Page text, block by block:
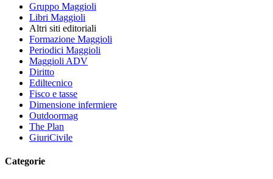
Gruppo Maggioli
Libri Maggioli
Altri siti editoriali
Formazione Maggioli
Periodici Maggioli
Maggioli ADV
Diritto
Ediltecnico
Fisco e tasse
Dimensione infermiere
Outdoormag
The Plan
GiuriCivile
Categorie